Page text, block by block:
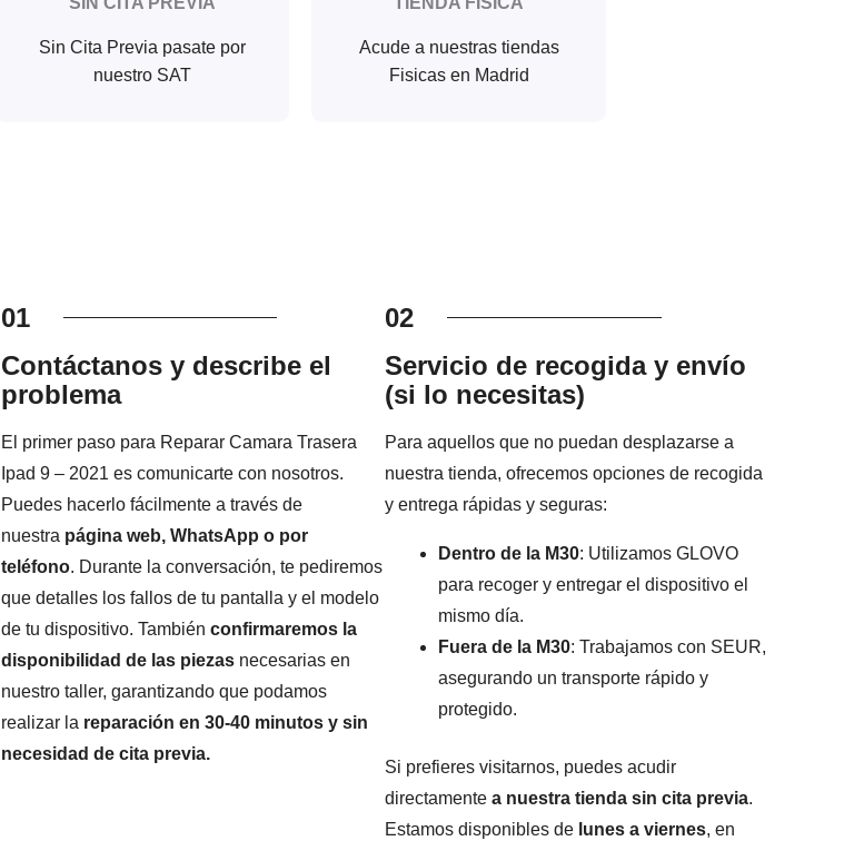
Sin Cita Previa pasate por
nuestro SAT
Acude a nuestras tiendas
Fisicas en Madrid
01
Contáctanos y describe el
problema
El primer paso para Reparar Camara Trasera
Ipad 9 – 2021 es comunicarte con nosotros.
Puedes hacerlo fácilmente a través de
nuestra página web, WhatsApp o por
teléfono. Durante la conversación, te pediremos
que detalles los fallos de tu pantalla y el modelo
de tu dispositivo. También confirmaremos la
disponibilidad de las piezasnecesarias en
nuestro taller, garantizando que podamos
realizar la reparación en 30-40 minutos y sin
necesidad de cita previa.
02
Servicio de recogida y envío
(si lo necesitas)
Para aquellos que no puedan desplazarse a
nuestra tienda, ofrecemos opciones de recogida
y entrega rápidas y seguras:
Dentro de la M30: Utilizamos GLOVO
para recoger y entregar el dispositivo el
mismo día.
Fuera de la M30: Trabajamos con SEUR,
asegurando un transporte rápido y
protegido.
Si prefieres visitarnos, puedes acudir
directamentea nuestra tienda sin cita previa.
Estamos disponibles de lunes a viernes, en